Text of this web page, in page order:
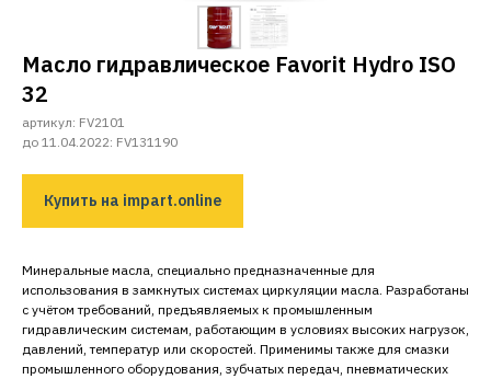
Масло гидравлическое Favorit Hydro ISO
32
артикул: FV2101
до 11.04.2022: FV131190
Купить на impart.online
Минеральные масла, специально предназначенные для
использования в замкнутых системах циркуляции масла. Разработаны
с учётом требований, предъявляемых к промышленным
гидравлическим системам, работающим в условиях высоких нагрузок,
давлений, температур или скоростей. Применимы также для смазки
промышленного оборудования, зубчатых передач, пневматических